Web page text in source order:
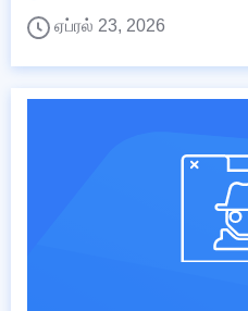
ஏப்ரல் 23, 2026